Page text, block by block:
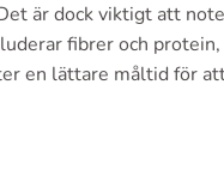
är dock viktigt att
fibrer och protein,
en lättare måltid för